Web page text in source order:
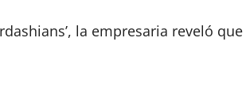
la empresaria reveló